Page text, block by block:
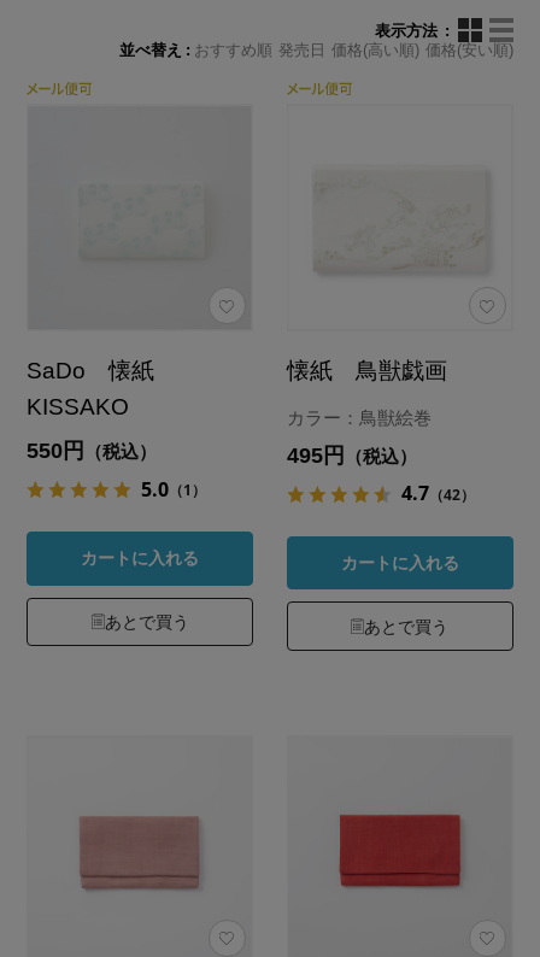
表示方法
並べ替え
おすすめ順 発売日 価格(高い順) 価格(安い順)
SaDo 懐紙
KISSAKO
550円 （税込）
5.0 （1）
カートに入れる
あとで買う
懐紙 鳥獣戯画
カラー：鳥獣絵巻
495円 （税込）
4.7 （42）
カートに入れる
あとで買う